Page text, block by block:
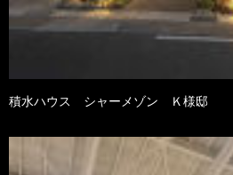
積水ハウス シャーメゾン Ｋ様邸